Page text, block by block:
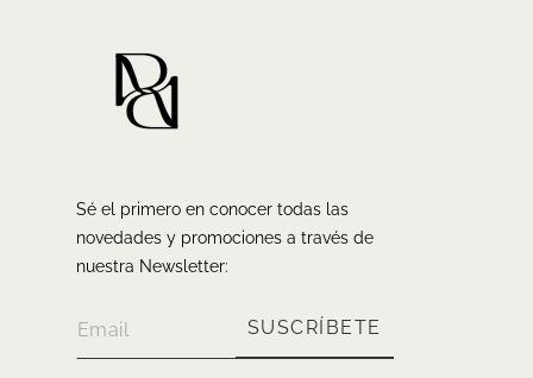
Sé el primero en conocer todas las
novedades y promociones a través de
nuestra Newsletter:
SUSCRÍBETE